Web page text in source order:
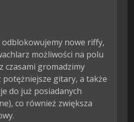
nowe riffy,
możliwości na polu
czasami gromadzimy
gitary, a także
do już posiadanych
co również zwiększa